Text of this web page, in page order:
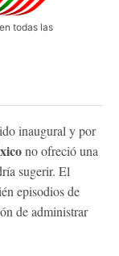
todas las
inaugural y por
no ofreció una
sugerir. El
episodios de
de administrar